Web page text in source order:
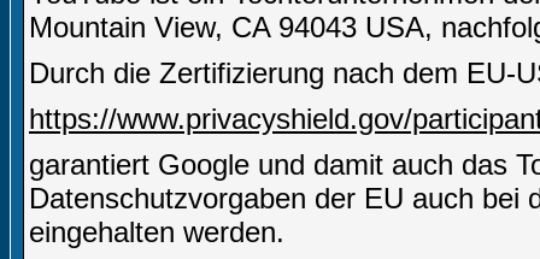
Mountain View, CA 94043 USA,
Durch die Zertifizierung nach dem EU-
https://www.privacyshield.gov/
garantiert Google und damit auch das
Datenschutzvorgaben der EU auch bei
eingehalten werden.